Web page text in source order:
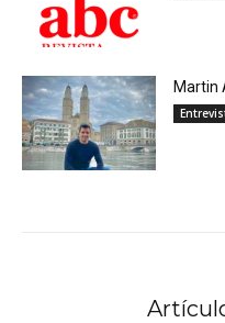
Martin